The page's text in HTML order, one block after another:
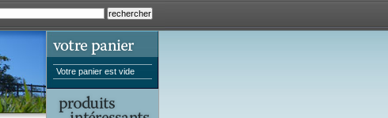
Votre panier est vide